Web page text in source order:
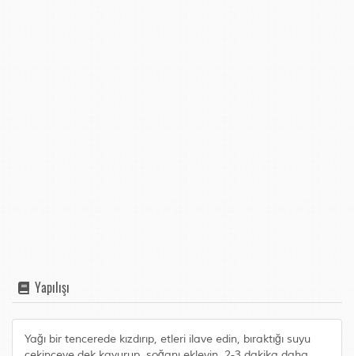
Yapılışı
Yağı bir tencerede kızdırıp, etleri ilave edin, bıraktığı suyu